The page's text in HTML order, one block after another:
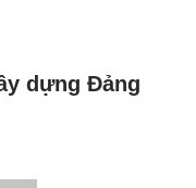
dựng Đảng